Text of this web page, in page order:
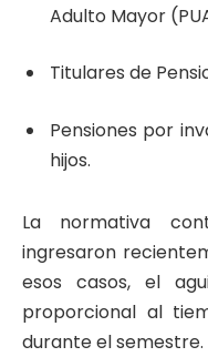
Adulto Mayor
Titulares de
Pensiones por
hijos.
La normativa
ingresaron
esos casos, el
proporcional al
durante el semestre.